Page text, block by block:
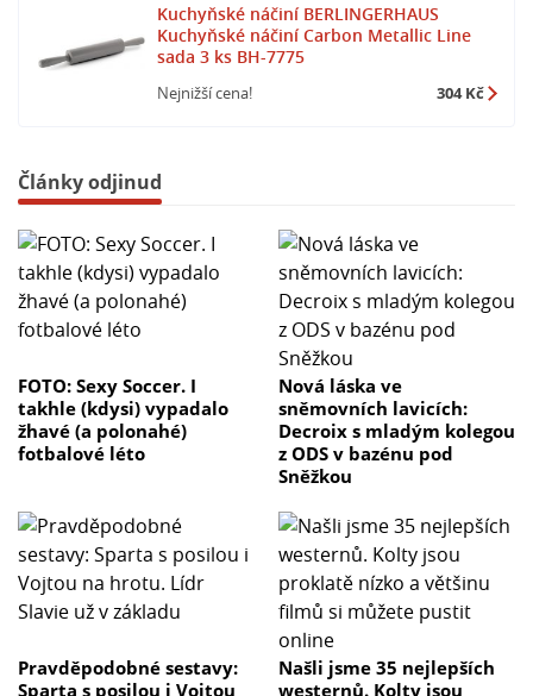
Kuchyňské náčiní BERLINGERHAUS
Kuchyňské náčiní Carbon Metallic Line
sada 3 ks BH-7775
Nejnižší cena! 304 Kč
Články odjinud
FOTO: Sexy Soccer. I
takhle (kdysi) vypadalo
žhavé (a polonahé)
fotbalové léto
Nová láska ve
sněmovních lavicích:
Decroix s mladým kolegou
z ODS v bazénu pod
Sněžkou
Pravděpodobné sestavy:
Sparta s posilou i Vojtou
Našli jsme 35 nejlepších
westernů. Kolty jsou